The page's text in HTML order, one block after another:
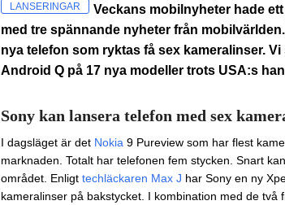
LANSERINGAR
Veckans mobilnyheter hade
med tre spännande nyheter från
nya telefon som ryktas få sex kameralinser.
Android Q på 17 nya modeller trots USA:s
Sony kan lansera telefon med sex
I dagsläget är det Nokia 9 Pureview som har flest
marknaden. Totalt har telefonen fem stycken. Snart
området. Enligt techläckaren Max J har Sony en ny
kameralinser på bakstycket. I kombination med de